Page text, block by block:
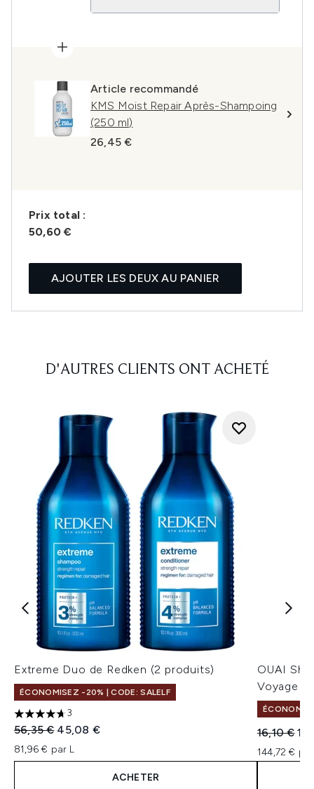
Article recommandé
KMS Moist Repair Après-Shampoing
(250 ml)
26,45 €
Prix ​​total :
50,60 €
AJOUTER LES DEUX AU PANIER
D'AUTRES CLIENTS ONT ACHETÉ
Extreme Duo de Redken (2 produits)
ÉCONOMISEZ -20% | CODE: SALELF
4.67 étoiles sur un maximum de 5
3
Prix de vente :
56,35 € Prix ​​actuel :
45,08 €
81,96 € par L
ACHETER
OUAI
Voyage
Prix de
16,10 €
144,72 €